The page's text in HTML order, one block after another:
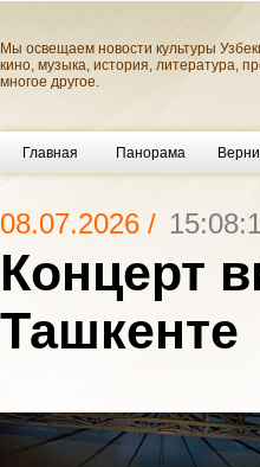
Мы освещаем новости культуры
кино, музыка, история, литература,
многое другое.
Главная Панорама
08.07.2026 /
Концерт
Ташкенте